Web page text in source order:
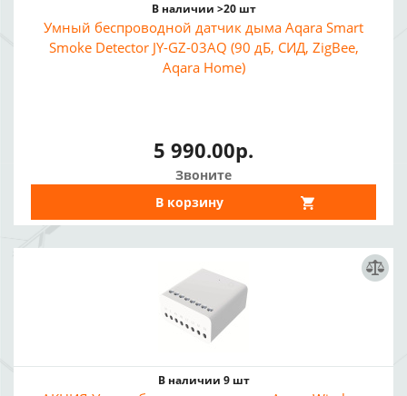
В наличии >20 шт
Умный беспроводной датчик дыма Aqara Smart
Smoke Detector JY-GZ-03AQ (90 дБ, СИД, ZigBee,
Aqara Home)
5 990.00р.
Звоните
В корзину
В наличии 9 шт